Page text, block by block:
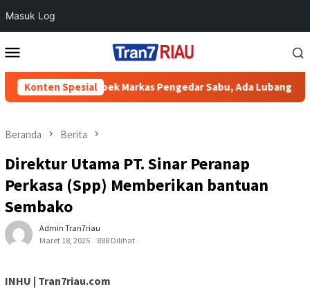
Masuk Log
ke
Mobile
Konten Spesial
Kelayang Grebek Markas Pengedar Sabu, Ada Lubang Tanah
Beranda Berita
Direktur Utama PT. Sinar Peranap
Perkasa (Spp) Memberikan bantuan
Sembako
Admin Tran7riau
Maret 18, 2025
888 Dilihat
INHU | Tran7riau.com